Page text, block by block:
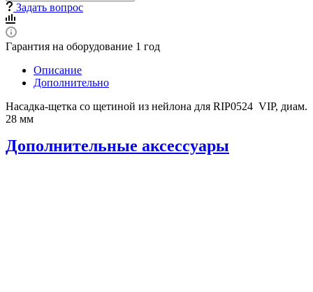
Задать вопрос
Гарантия на оборудование 1 год
Описание
Дополнительно
Насадка-щетка со щетиной из нейлона для RIP0524 VIP, диам.
28 мм
Дополнительные аксессуары